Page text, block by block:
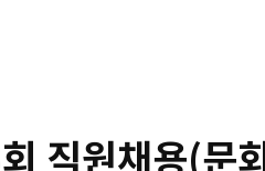
직원채용(문